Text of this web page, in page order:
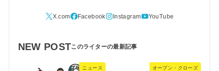
NEW POST
ニュース オープン・クローズ